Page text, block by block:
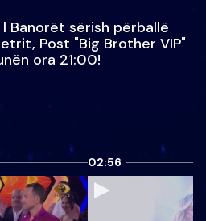
l Banorët sërish përballë
Post "Big Brother VIP"
ora 21:00!
02:56